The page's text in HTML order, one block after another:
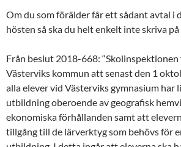
Om du som förälder får ett sådant avtal i
hösten så ska du helt enkelt inte skriva
Från beslut 2018-668: “Skolinspektionen
Västerviks kommun att senast den 1
alla elever vid Västerviks gymnasium har
utbildning oberoende av geografisk
ekonomiska förhållanden samt att
tillgång till de lärverktyg som behövs för